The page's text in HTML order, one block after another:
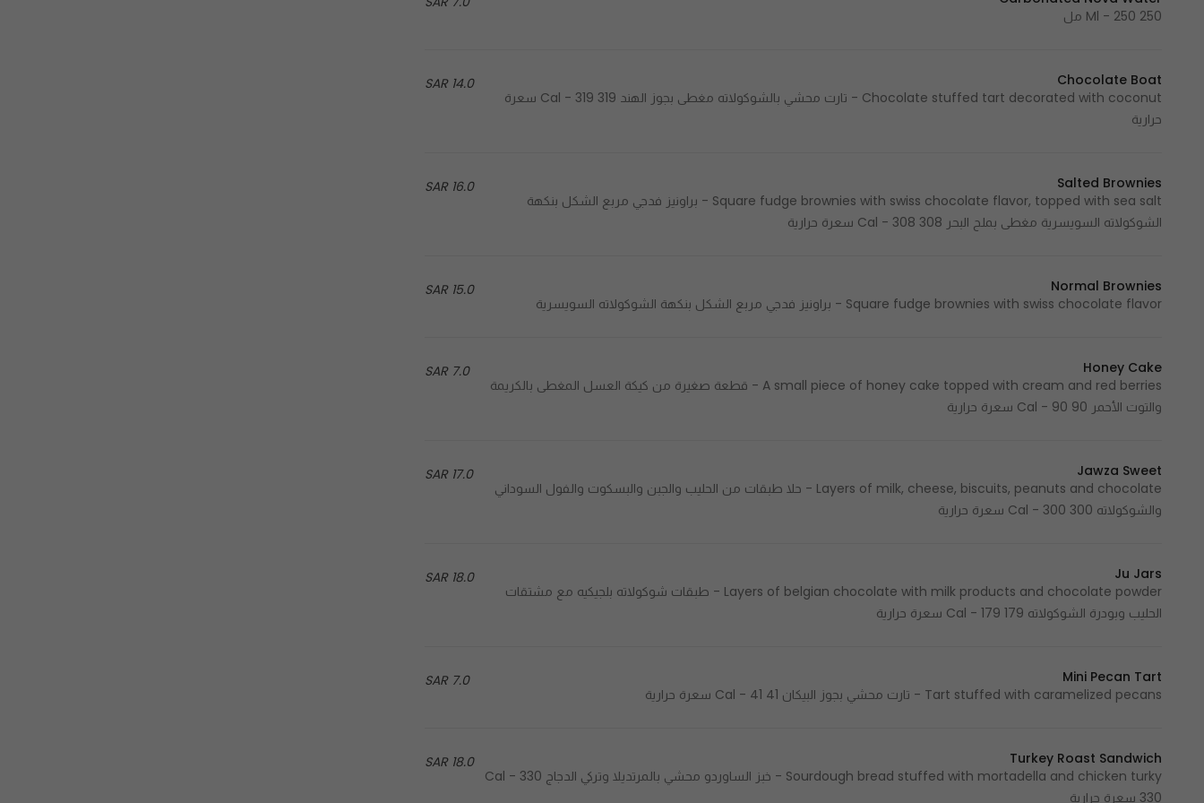
250 Ml - 250 مل
14.0 SAR
Chocolate Boat
Chocolate stuffed tart decorated with coconut - تارت محشي بالشوكولاته مغطى بجوز الهند 319 Cal - 319 سعرة
حرارية
16.0 SAR
Salted Brownies
Square fudge brownies with swiss chocolate flavor, topped with sea salt - براونيز فدجي مربع الشكل بنكهة
الشوكولاته السويسرية مغطى بملح البحر 308 Cal - 308 سعرة حرارية
15.0 SAR
Normal Brownies
Square fudge brownies with swiss chocolate flavor - براونيز فدجي مربع الشكل بنكهة الشوكولاته السويسرية
7.0 SAR
Honey Cake
A small piece of honey cake topped with cream and red berries - قطعة صغيرة من كيكة العسل المغطى بالكريمة
والتوت الأحمر 90 Cal - 90 سعرة حرارية
17.0 SAR
Jawza Sweet
Layers of milk, cheese, biscuits, peanuts and chocolate - حلا طبقات من الحليب والجبن والبسكوت والفول السوداني
والشوكولاته 300 Cal - 300 سعرة حرارية
18.0 SAR
Ju Jars
Layers of belgian chocolate with milk products and chocolate powder - طبقات شوكولاته بلجيكيه مع مشتقات
الحليب وبودرة الشوكولاته 179 Cal - 179 سعرة حرارية
7.0 SAR
Mini Pecan Tart
Tart stuffed with caramelized pecans - تارت محشي بجوز البيكان 41 Cal - 41 سعرة حرارية
18.0 SAR
Turkey Roast Sandwich
Sourdough bread stuffed with mortadella and chicken turky - خبز الساوردو محشي بالمرتديلا وتركي الدجاج 330 Cal -
330 سعرة حرارية